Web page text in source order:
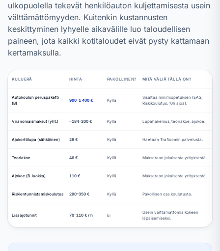
ulkopuolella tekevät henkilöauton kuljettamisesta usein
välttämättömyyden. Kuitenkin kustannusten
keskittyminen lyhyelle aikavälille luo taloudellisen
paineen, jota kaikki kotitaloudet eivät pysty kattamaan
kertamaksulla.
KULUERÄ HINTA PAKOLLINEN? MITÄ VÄLIÄ TÄLLÄ ON?
Autokoulun peruspaketti
(B)
900–1 400 € Kyllä
Sisältää minimiopetuksen (EAS,
Riskikoulutus, 10h ajoa).
Viranomaismaksut (yht.) ~184–200 € Kyllä Lupahakemus, teoriakoe, ajokoe.
Ajokorttilupa (sähköinen) 28 € Kyllä Haetaan Traficomin palvelusta.
Teoriakoe 46 € Kyllä Maksetaan jokaisesta yrityksestä.
Ajokoe (B-luokka) 110 € Kyllä Maksetaan jokaisesta yrityksestä.
Riskientunnistamiskoulutus 290–350 € Kyllä Pakollinen osa koulutusta.
Lisäajotunnit 70–110 € / h Ei
Usein välttämättömiä kokeen
läpäisemiseksi.